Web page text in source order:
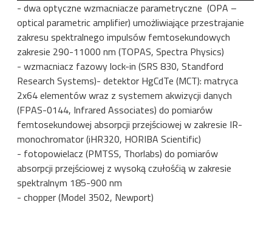
- dwa optyczne wzmacniacze parametryczne (OPA –
optical parametric amplifier) umożliwiające przestrajanie
zakresu spektralnego impulsów femtosekundowych
zakresie 290-11000 nm (TOPAS, Spectra Physics)
- wzmacniacz fazowy lock-in (SRS 830, Standford
Research Systems)- detektor HgCdTe (MCT): matryca
2x64 elementów wraz z systemem akwizycji danych
(FPAS-0144, Infrared Associates) do pomiarów
femtosekundowej absorpcji przejściowej w zakresie IR-
monochromator (iHR320, HORIBA Scientific)
- fotopowielacz (PMTSS, Thorlabs) do pomiarów
absorpcji przejściowej z wysoką czułośćią w zakresie
spektralnym 185-900 nm
- chopper (Model 3502, Newport)